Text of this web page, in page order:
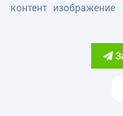
контент изображение